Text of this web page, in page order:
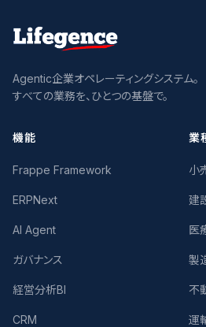
Agentic企業オペレーティングシステム。
すべての業務を、ひとつの基盤で。
機能
Frappe Framework
ERPNext
AI Agent
ガバナンス
経営分析BI
CRM
業
小
建
医
製
不
運